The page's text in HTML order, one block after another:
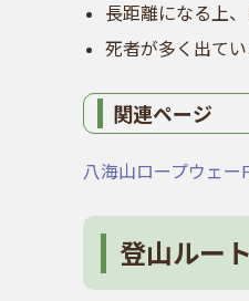
長距離になる上
死者が多く出て
関連ページ
八海山ロープウェー
登山ルート